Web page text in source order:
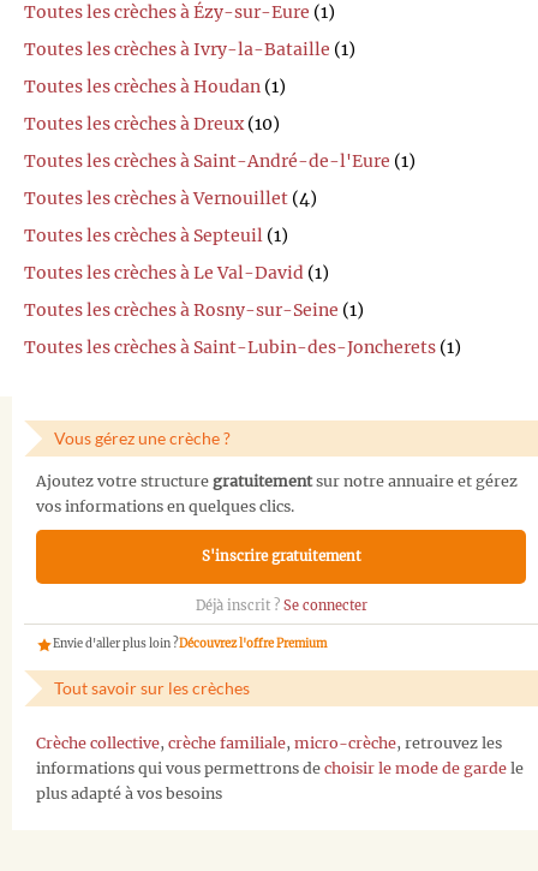
Toutes les crèches à Ézy-sur-Eure (1)
Toutes les crèches à Ivry-la-Bataille (1)
Toutes les crèches à Houdan (1)
Toutes les crèches à Dreux(10)
Toutes les crèches à Saint-André-de-l'Eure (1)
Toutes les crèches à Vernouillet (4)
Toutes les crèches à Septeuil (1)
Toutes les crèches à Le Val-David (1)
Toutes les crèches à Rosny-sur-Seine (1)
Toutes les crèches à Saint-Lubin-des-Joncherets (1)
Vous gérez une crèche ?
Ajoutez votre structure gratuitementsur notre annuaire et gérez
vos informations en quelques clics.
S'inscrire gratuitement
Déjà inscrit ? Se connecter
Envie d'aller plus loin ?Découvrez l'offre Premium
Tout savoir sur les crèches
Crèche collective, crèche familiale, micro-crèche, retrouvez les
informations qui vous permettrons de choisir le mode de garde le
plus adapté à vos besoins